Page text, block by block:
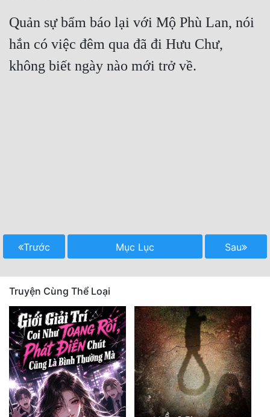
Quản sự bẩm báo lại với Mộ Phù Lan, nói
hắn có việc đêm qua đã đi Hưu Chư,
không biết ngày nào mới trở về.
Trước Mục Lục Sau
Truyện Cùng Thể Loại